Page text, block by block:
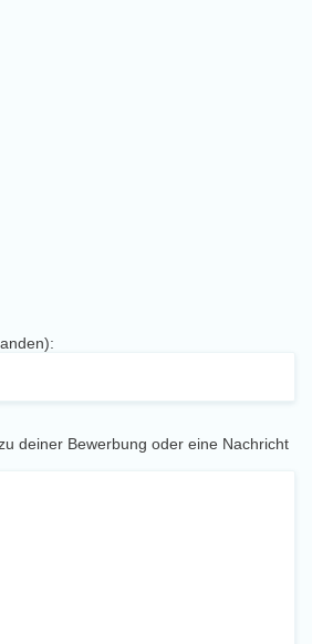
deiner Bewerbung oder eine Nachricht